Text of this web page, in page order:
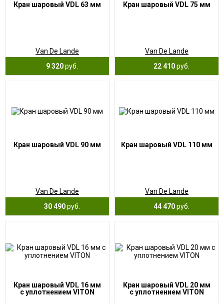
Кран шаровый VDL 63 мм
Van De Lande
9 320руб.
Кран шаровый VDL 75 мм
Van De Lande
22 410руб.
Кран шаровый VDL 90 мм
Van De Lande
30 490руб.
Кран шаровый VDL 110 мм
Van De Lande
44 470руб.
Кран шаровый VDL 16 мм
с уплотнением VITON
Кран шаровый VDL 20 мм
с уплотнением VITON